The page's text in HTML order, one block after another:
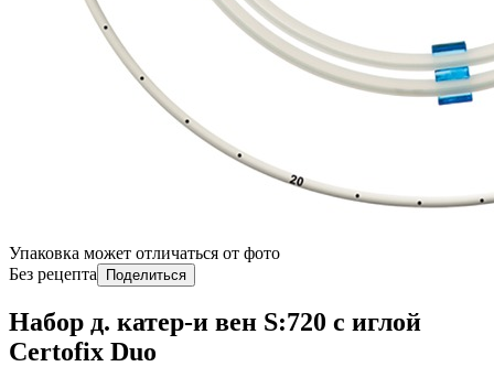
Упаковка может отличаться от фото
Без рецепта
Поделиться
Набор д. катер-и вен S:720 с иглой
Certofix Duo